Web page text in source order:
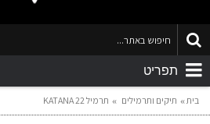
תפריט
בית תיקים ותרמילים תרמיל KATANA 22